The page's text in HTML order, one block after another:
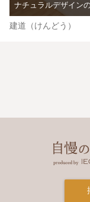
ナチュラルデザイン
建道（けんどう）